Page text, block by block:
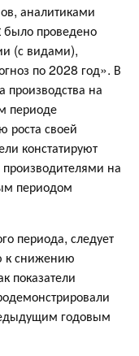
аналитиками
было проведено
(с видами),
по 2028 год». В
производства на
периоде
роста своей
констатируют
на
периодом
периода, следует
к снижению
показатели
годовым